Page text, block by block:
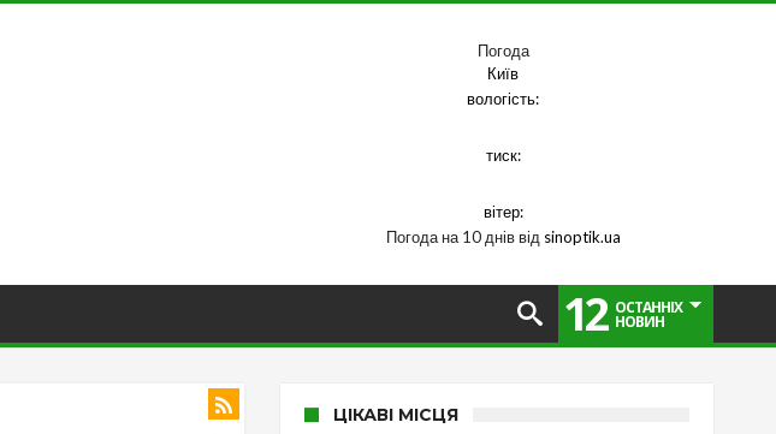
Погода
Київ
вологість:
тиск:
вітер:
Погода на 10 днів від sinoptik.ua
12 ОСТАННІХ
НОВИН
ЦІКАВІ МІСЦЯ